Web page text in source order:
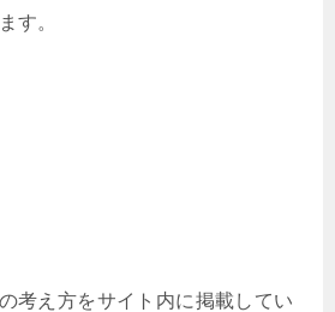
す。
考え方をサイト内に掲載してい